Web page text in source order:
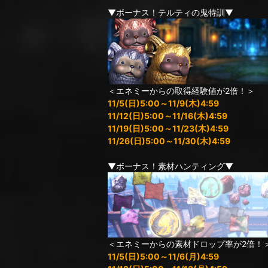
▼ボーナス！テルティの鬼特訓▼
＜エネミーからの取得経験値が2倍！＞
11/5(日)5:00～11/9(木)4:59
11/12(日)5:00～11/16(木)4:59
11/19(日)5:00～11/23(木)4:59
11/26(日)5:00～11/30(木)4:59
▼ボーナス！素材ハンティング▼
＜エネミーからの素材ドロップ率が2倍！
11/5(日)5:00～11/6(月)4:59